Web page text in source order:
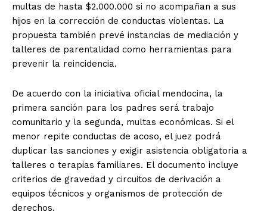
multas de hasta $2.000.000 si no acompañan a sus
hijos en la corrección de conductas violentas. La
propuesta también prevé instancias de mediación y
talleres de parentalidad como herramientas para
prevenir la reincidencia.
De acuerdo con la iniciativa oficial mendocina, la
primera sanción para los padres será trabajo
comunitario y la segunda, multas económicas. Si el
menor repite conductas de acoso, el juez podrá
duplicar las sanciones y exigir asistencia obligatoria a
talleres o terapias familiares. El documento incluye
criterios de gravedad y circuitos de derivación a
equipos técnicos y organismos de protección de
derechos.